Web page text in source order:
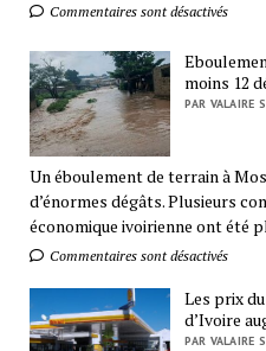
Commentaires sont désactivés
moins 12
PAR VALAIRE S
Un éboulement de terrain à
d’énormes dégâts. Plusieurs
économique ivoirienne ont été
Commentaires sont désactivés
Les prix
d’Ivoire
PAR VALAIRE S